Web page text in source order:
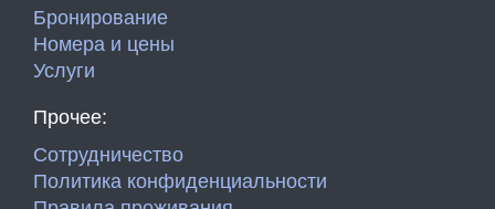
Бронирование
Номера и цены
Услуги
Прочее:
Сотрудничество
Политика конфиденциальности